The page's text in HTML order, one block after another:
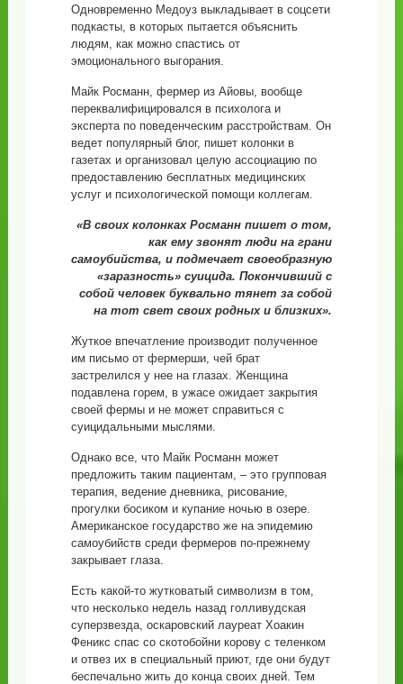
Одновременно Медоуз выкладывает в соцсети
подкасты, в которых пытается объяснить
людям, как можно спастись от
эмоционального выгорания.
Майк Росманн, фермер из Айовы, вообще
переквалифицировался в психолога и
эксперта по поведенческим расстройствам. Он
ведет популярный блог, пишет колонки в
газетах и организовал целую ассоциацию по
предоставлению бесплатных медицинских
услуг и психологической помощи коллегам.
«В своих колонках Росманн пишет о том,
как ему звонят люди на грани
самоубийства, и подмечает своеобразную
«заразность» суицида. Покончивший с
собой человек буквально тянет за собой
на тот свет своих родных и близких».
Жуткое впечатление производит полученное
им письмо от фермерши, чей брат
застрелился у нее на глазах. Женщина
подавлена горем, в ужасе ожидает закрытия
своей фермы и не может справиться с
суицидальными мыслями.
Однако все, что Майк Росманн может
предложить таким пациентам, – это групповая
терапия, ведение дневника, рисование,
прогулки босиком и купание ночью в озере.
Американское государство же на эпидемию
самоубийств среди фермеров по-прежнему
закрывает глаза.
Есть какой-то жутковатый символизм в том,
что несколько недель назад голливудская
суперзвезда, оскаровский лауреат Хоакин
Феникс спас со скотобойни корову с теленком
и отвез их в специальный приют, где они будут
беспечально жить до конца своих дней. Тем